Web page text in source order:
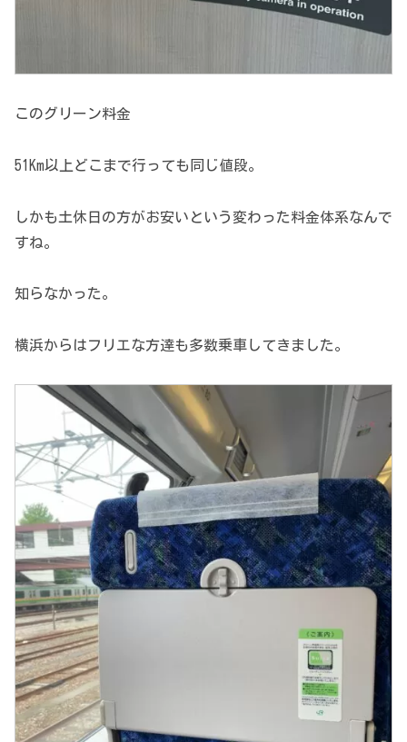
このグリーン料金
51Km以上どこまで行っても同じ値段。
しかも土休日の方がお安いという変わった料金体系なんで
すね。
知らなかった。
横浜からはフリエな方達も多数乗車してきました。